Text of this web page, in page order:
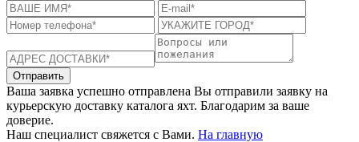
Отправить
Ваша заявка успешно отправлена Вы отправили заявку на
курьерскую доставку каталога яхт. Благодарим за ваше
доверие.
Наш специалист свяжется с Вами. На главную